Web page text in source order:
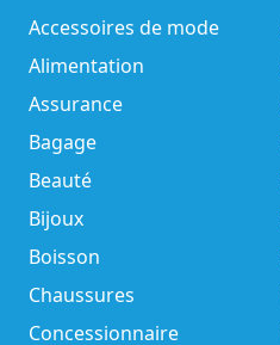
Accessoires de mode
Alimentation
Assurance
Bagage
Beauté
Bijoux
Boisson
Chaussures
Concessionnaire